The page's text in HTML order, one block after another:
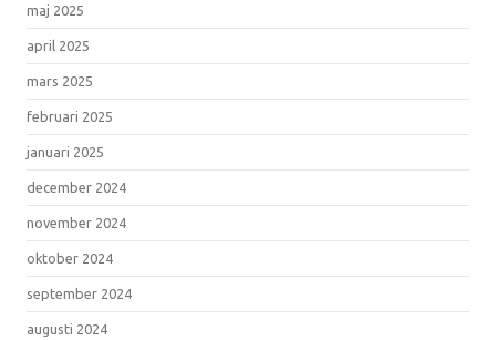
maj 2025
april 2025
mars 2025
februari 2025
januari 2025
december 2024
november 2024
oktober 2024
september 2024
augusti 2024